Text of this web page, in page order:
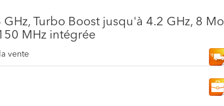
Turbo Boost jusqu'à 4.2 GHz, 8 Mo
MHz intégrée
vente